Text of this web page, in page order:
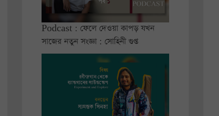
Podcast : ফেলে দেওয়া কাপড় যখন
সাজের নতুন সংজ্ঞা : সোহিনী গুপ্ত